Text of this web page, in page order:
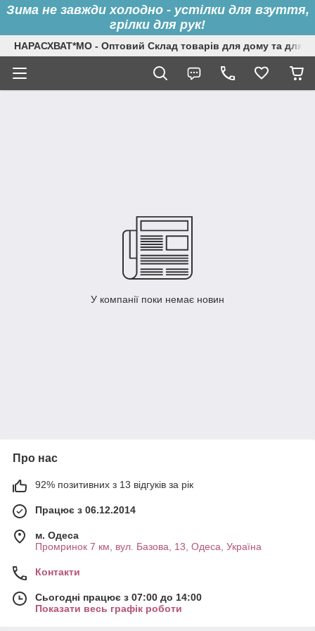
Зима не завжди холодно - устілки для взуття,
грілки для рук!
НАРАСХВАТ*МО - Оптовий Склад товарів для дому та для
У компанії поки немає новин
Про нас
92% позитивних з 13 відгуків за рік
Працює з 06.12.2014
м. Одеса
Промринок 7 км, вул. Базова, 13, Одеса, Україна
Контакти
Сьогодні працює з 07:00 до 14:00
Показати весь графік роботи